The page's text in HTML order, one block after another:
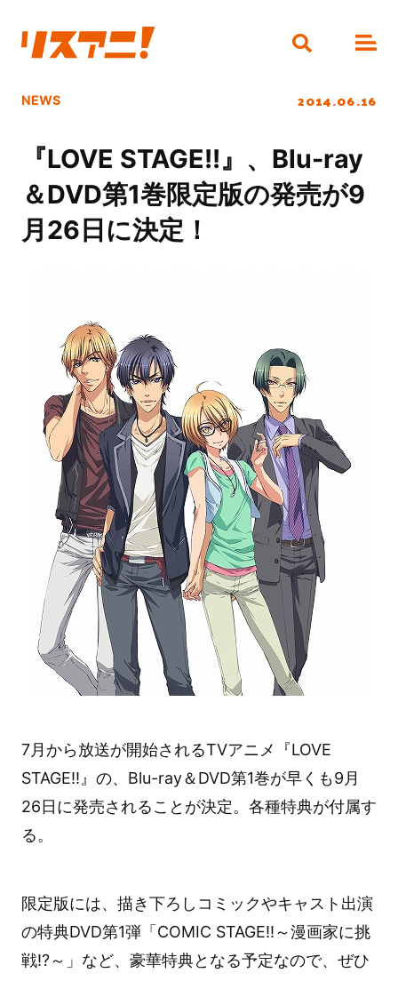
NEWS 2014.06.16
『LOVE STAGE!!』、Blu-ray
＆DVD第1巻限定版の発売が9
月26日に決定！
7月から放送が開始されるTVアニメ『LOVE
STAGE!!』の、Blu-ray＆DVD第1巻が早くも9月
26日に発売されることが決定。各種特典が付属す
る。
限定版には、描き下ろしコミックやキャスト出演
の特典DVD第1弾「COMIC STAGE!!～漫画家に挑
戦!?～」など、豪華特典となる予定なので、ぜひ